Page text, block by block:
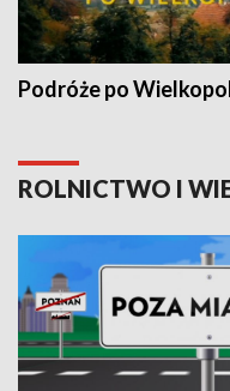
Podróże po
ROLNICTWO I